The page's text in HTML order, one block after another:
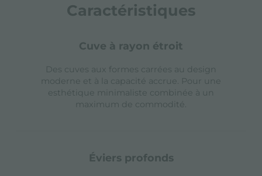
Caractéristiques
cuve à rayon étroit
Des cuves aux formes carrées au design
moderne et à la capacité accrue. Pour une
esthétique minimaliste combinée à un
maximum de commodité.
éviers profonds